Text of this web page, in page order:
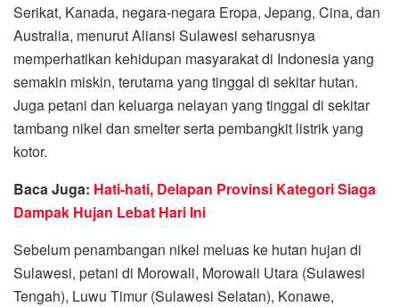
Serikat, Kanada, negara-negara Eropa, Jepang, Cina, dan
Australia, menurut Aliansi Sulawesi seharusnya
memperhatikan kehidupan masyarakat di Indonesia yang
semakin miskin, terutama yang tinggal di sekitar hutan.
Juga petani dan keluarga nelayan yang tinggal di sekitar
tambang nikel dan smelter serta pembangkit listrik yang
kotor.
Baca Juga: Hati-hati, Delapan Provinsi Kategori Siaga
Dampak Hujan Lebat Hari Ini
Sebelum penambangan nikel meluas ke hutan hujan di
Sulawesi, petani di Morowali, Morowali Utara (Sulawesi
Tengah), Luwu Timur (Sulawesi Selatan), Konawe,